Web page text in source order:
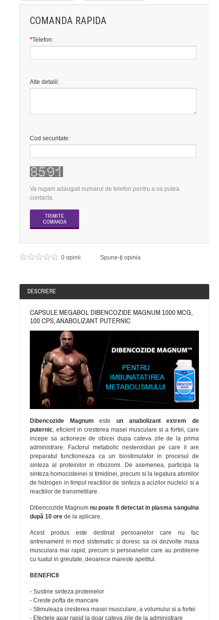
COMANDA RAPIDA
*Telefon:
Alte detalii:
Cod securitate:
Va rugam adaugati numarul de telefon pentru a va putea
contacta.
0 opinii Spune-ţi opinia
DESCRIERE
CAPSULE MEGABOL DIBENCOZIDE MAGNUM 1000 MCG,
100 CPS, ANABOLIZANT PUTERNIC
Dibencozide Magnum esteun anabolizant extrem de
puternic, eficient in cresterea masei musculare si a fortei, care
incepe sa actioneze de obicei dupa cateva zile de la prima
administrare. Factorul metabolic nesteroidian pe care il are
preparatul functioneaza ca un biostimulator in procesul de
sinteza al proteinilor in ribozomi. De asemenea, participa la
sinteza homocisteinei si timidinei, precum si la legatura atomilor
de hidrogen in timpul reactiilor de sinteza a acizilor nucleici si a
reactiilor de transmetilare.
Dibencozide Magnumnu poate fi detectat in plasma sanguina
după 10 ore de la aplicare.
Acest produs este destinat persoanelor care nu fac
antrenament in mod sistematic si doresc sa isi dezvolte masa
musculara mai rapid, precum si persoanelor care au probleme
cu luatul in greutate, deoarece mareste apetitul.
BENEFICII
- Sustine sinteza proteinelor
- Creste pofta de mancare
- Stimuleaza cresterea masei musculare, a volumului si a fortei
- Efectele apar rapid la doar cateva zile de la administrare